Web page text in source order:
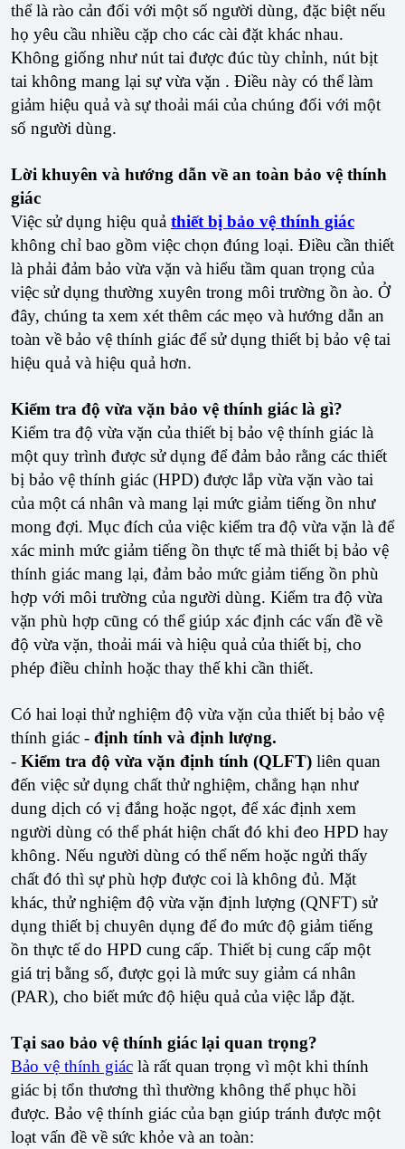
thể là rào cản đối với một số người dùng, đặc biệt nếu
họ yêu cầu nhiều cặp cho các cài đặt khác nhau.
Không giống như nút tai được đúc tùy chỉnh, nút bịt
tai không mang lại sự vừa vặn . Điều này có thể làm
giảm hiệu quả và sự thoải mái của chúng đối với một
số người dùng.
Lời khuyên và hướng dẫn về an toàn bảo vệ thính
giác
Việc sử dụng hiệu quả thiết bị bảo vệ thính giác
không chỉ bao gồm việc chọn đúng loại. Điều cần thiết
là phải đảm bảo vừa vặn và hiểu tầm quan trọng của
việc sử dụng thường xuyên trong môi trường ồn ào. Ở
đây, chúng ta xem xét thêm các mẹo và hướng dẫn an
toàn về bảo vệ thính giác để sử dụng thiết bị bảo vệ tai
hiệu quả và hiệu quả hơn.
Kiểm tra độ vừa vặn bảo vệ thính giác là gì?
Kiểm tra độ vừa vặn của thiết bị bảo vệ thính giác là
một quy trình được sử dụng để đảm bảo rằng các thiết
bị bảo vệ thính giác (HPD) được lắp vừa vặn vào tai
của một cá nhân và mang lại mức giảm tiếng ồn như
mong đợi. Mục đích của việc kiểm tra độ vừa vặn là để
xác minh mức giảm tiếng ồn thực tế mà thiết bị bảo vệ
thính giác mang lại, đảm bảo mức giảm tiếng ồn phù
hợp với môi trường của người dùng. Kiểm tra độ vừa
vặn phù hợp cũng có thể giúp xác định các vấn đề về
độ vừa vặn, thoải mái và hiệu quả của thiết bị, cho
phép điều chỉnh hoặc thay thế khi cần thiết.
Có hai loại thử nghiệm độ vừa vặn của thiết bị bảo vệ
thính giác - định tính và định lượng.
- Kiểm tra độ vừa vặn định tính (QLFT) liên quan
đến việc sử dụng chất thử nghiệm, chẳng hạn như
dung dịch có vị đắng hoặc ngọt, để xác định xem
người dùng có thể phát hiện chất đó khi đeo HPD hay
không. Nếu người dùng có thể nếm hoặc ngửi thấy
chất đó thì sự phù hợp được coi là không đủ. Mặt
khác, thử nghiệm độ vừa vặn định lượng (QNFT) sử
dụng thiết bị chuyên dụng để đo mức độ giảm tiếng
ồn thực tế do HPD cung cấp. Thiết bị cung cấp một
giá trị bằng số, được gọi là mức suy giảm cá nhân
(PAR), cho biết mức độ hiệu quả của việc lắp đặt.
Tại sao bảo vệ thính giác lại quan trọng?
Bảo vệ thính giác là rất quan trọng vì một khi thính
giác bị tổn thương thì thường không thể phục hồi
được. Bảo vệ thính giác của bạn giúp tránh được một
loạt vấn đề về sức khỏe và an toàn: